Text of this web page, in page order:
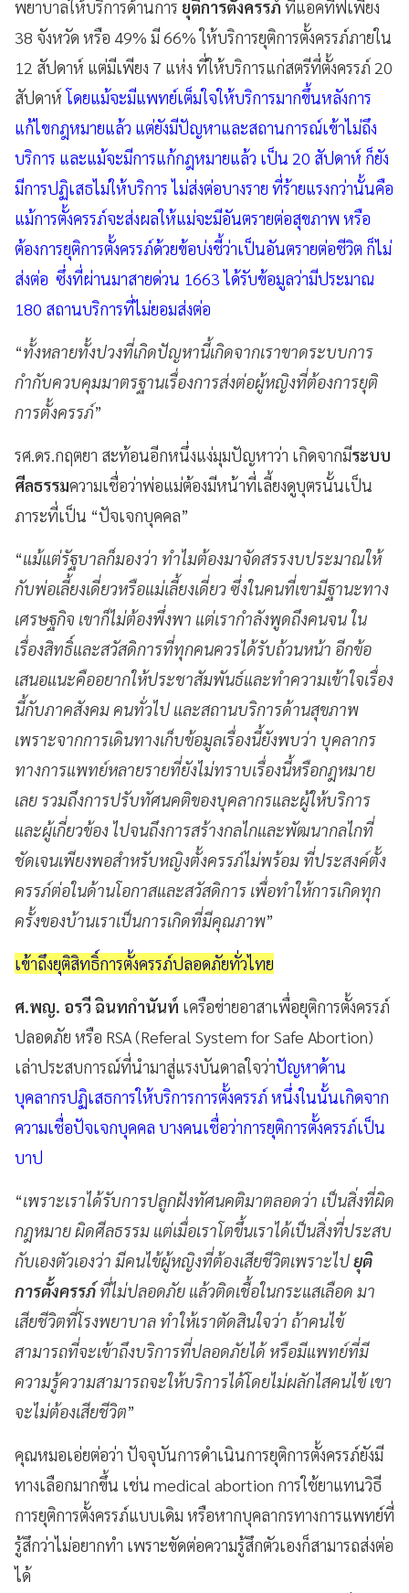
พยาบาลให้บริการด้านการ ยุติการตั้งครรภ์ ที่แอคทีฟเพียง
38 จังหวัด หรือ 49% มี 66% ให้บริการยุติการตั้งครรภ์ภายใน
12 สัปดาห์ แต่มีเพียง 7 แห่ง ที่ให้บริการแก่สตรีที่ตั้งครรภ์ 20
สัปดาห์โดยแม้จะมีแพทย์เต็มใจให้บริการมากขึ้นหลังการ
แก้ไขกฎหมายแล้ว แต่ยังมีปัญหาและสถานการณ์เข้าไม่ถึง
บริการ และแม้จะมีการแก้กฎหมายแล้ว เป็น 20 สัปดาห์ ก็ยัง
มีการปฏิเสธไม่ให้บริการ ไม่ส่งต่อบางราย ที่ร้ายแรงกว่านั้นคือ
แม้การตั้งครรภ์จะส่งผลให้แม่จะมีอันตรายต่อสุขภาพ หรือ
ต้องการยุติการตั้งครรภ์ด้วยข้อบ่งชี้ว่าเป็นอันตรายต่อชีวิต ก็ไม่
ส่งต่อ ซึ่งที่ผ่านมาสายด่วน 1663 ได้รับข้อมูลว่ามีประมาณ
180 สถานบริการที่ไม่ยอมส่งต่อ
“ทั้งหลายทั้งปวงที่เกิดปัญหานี้เกิดจากเราขาดระบบการ
กำกับควบคุมมาตรฐานเรื่องการส่งต่อผู้หญิงที่ต้องการยุติ
การตั้งครรภ์”
รศ.ดร.กฤตยา สะท้อนอีกหนึ่งแง่มุมปัญหาว่า เกิดจากมีระบบ
ศีลธรรมความเชื่อว่าพ่อแม่ต้องมีหน้าที่เลี้ยงดูบุตรนั้นเป็น
ภาระที่เป็น “ปัจเจกบุคคล”
“แม้แต่รัฐบาลก็มองว่า ทำไมต้องมาจัดสรรงบประมาณให้
กับพ่อเลี้ยงเดี่ยวหรือแม่เลี้ยงเดี่ยว ซึ่งในคนที่เขามีฐานะทาง
เศรษฐกิจ เขาก็ไม่ต้องพึ่งพา แต่เรากำลังพูดถึงคนจน ใน
เรื่องสิทธิ์และสวัสดิการที่ทุกคนควรได้รับถ้วนหน้า อีกข้อ
เสนอแนะคืออยากให้ประชาสัมพันธ์และทำความเข้าใจเรื่อง
นี้กับภาคสังคม คนทั่วไป และสถานบริการด้านสุขภาพ
เพราะจากการเดินทางเก็บข้อมูลเรื่องนี้ยังพบว่า บุคลากร
ทางการแพทย์หลายรายที่ยังไม่ทราบเรื่องนี้หรือกฎหมาย
เลย รวมถึงการปรับทัศนคติของบุคลากรและผู้ให้บริการ
และผู้เกี่ยวข้อง ไปจนถึงการสร้างกลไกและพัฒนากลไกที่
ชัดเจนเพียงพอสำหรับหญิงตั้งครรภ์ไม่พร้อม ที่ประสงค์ตั้ง
ครรภ์ต่อในด้านโอกาสและสวัสดิการ เพื่อทำให้การเกิดทุก
ครั้งของบ้านเราเป็นการเกิดที่มีคุณภาพ”
เข้าถึงยุติสิทธิ์การตั้งครรภ์ปลอดภัยทั่วไทย
ศ.พญ. อรวี ฉินทกํานันท์ เครือข่ายอาสาเพื่อยุติการตั้งครรภ์
ปลอดภัย หรือ RSA (Referal System for Safe Abortion)
เล่าประสบการณ์ที่นำมาสู่แรงบันดาลใจว่าปัญหาด้าน
บุคลากรปฏิเสธการให้บริการการตั้งครรภ์ หนึ่งในนั้นเกิดจาก
ความเชื่อปัจเจกบุคคล บางคนเชื่อว่าการยุติการตั้งครรภ์เป็น
บาป
“เพราะเราได้รับการปลูกฝังทัศนคติมาตลอดว่า เป็นสิ่งที่ผิด
กฎหมาย ผิดศีลธรรม แต่เมื่อเราโตขึ้นเราได้เป็นสิ่งที่ประสบ
กับเองตัวเองว่า มีคนไข้ผู้หญิงที่ต้องเสียชีวิตเพราะไปยุติ
การตั้งครรภ์ ที่ไม่ปลอดภัย แล้วติดเชื้อในกระแสเลือด มา
เสียชีวิตที่โรงพยาบาล ทำให้เราตัดสินใจว่า ถ้าคนไข้
สามารถที่จะเข้าถึงบริการที่ปลอดภัยได้ หรือมีแพทย์ที่มี
ความรู้ความสามารถจะให้บริการได้โดยไม่ผลักไสคนไข้ เขา
จะไม่ต้องเสียชีวิต”
คุณหมอเอ่ยต่อว่า ปัจจุบันการดำเนินการยุติการตั้งครรภ์ยังมี
ทางเลือกมากขึ้น เช่น medical abortion การใช้ยาแทนวิธี
การยุติการตั้งครรภ์แบบเดิม หรือหากบุคลากรทางการแพทย์ที่
รู้สึกว่าไม่อยากทำ เพราะขัดต่อความรู้สึกตัวเองก็สามารถส่งต่อ
ได้